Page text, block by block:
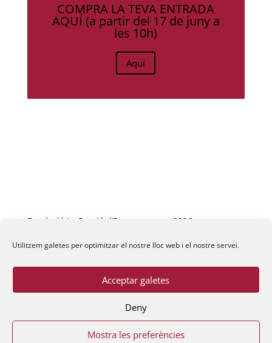
Utilitzem galetes per optimitzar el nostre lloc web i el nostre servei.
Acceptar galetes
Deny
Mostra les preferències
COMPRA LA TEVA ENTRADA
AQUÍ (a partir del 17 de juny a
les 10h)
Aquí
Fundació La Passió d’Esparreguera, 2026